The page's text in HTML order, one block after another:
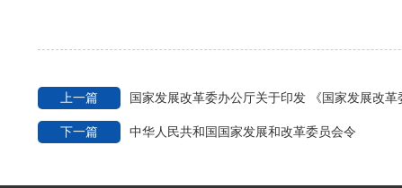
上一篇 国家发展改革委办公厅关于印发 《国家发展改
下一篇 中华人民共和国国家发展和改革委员会令